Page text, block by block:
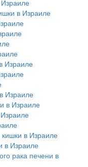
Израиле
в Израиле
Израиле
Израиле
в Израиле
в Израиле
в Израиле
рака печени в